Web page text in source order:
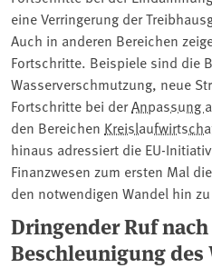
eine Verringerung der
Auch in anderen Bereichen
Fortschritte. Beispiele sind die
Wasserverschmutzung, neue
Fortschritte bei derAnpassung
den Bereichen
hinaus adressiert die EU-
Finanzwesen zum ersten Mal
den notwendigen Wandel hin
Dringender Ruf
Beschleunigung des